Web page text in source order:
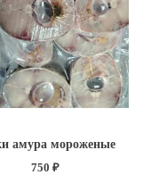
амура мороженые
750 ₽